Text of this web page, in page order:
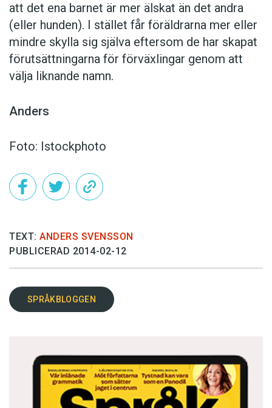
att det ena barnet är mer älskat än det andra
(eller hunden). I stället får föräldrarna mer eller
mindre skylla sig själva eftersom de har skapat
förutsättningarna för förväxlingar genom att
välja liknande namn.
Anders
Foto: Istockphoto
TEXT: ANDERS SVENSSON
PUBLICERAD 2014-02-12
SPRÅKBLOGGEN